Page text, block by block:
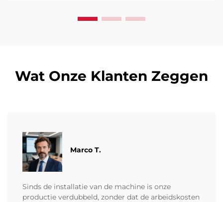
Wat Onze Klanten Zeggen
Marco T.
Sinds de installatie van de machine is onze
productie verdubbeld, zonder dat de arbeidskosten